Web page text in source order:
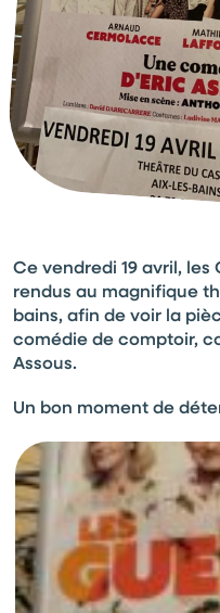
Ce vendredi 19 avril, les
rendus au magnifique
bains, afin de voir la
comédie de comptoir,
Assous.
Un bon moment de